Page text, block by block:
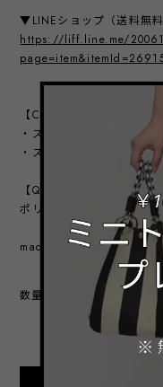
▼LINEショップ（送料無料
https://liff.line.me/
【COLOR VARIATION】
・ストライプオフ
・ストライプブラック
【QUALITY】
ポリエステル 100%
made in korea
数量